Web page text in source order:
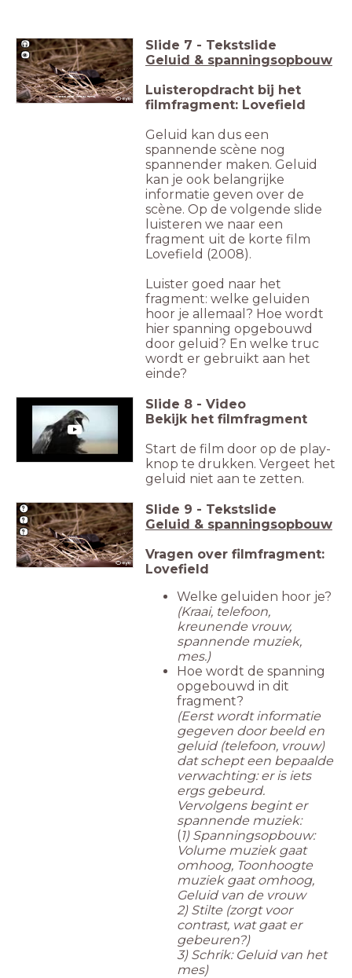
Lovefield (2008, Matthieu Ratthe)
Slide 7 - Tekstslide
Geluid & spanningsopbouw
Luisteropdracht bij het
filmfragment: Lovefield
Geluid kan dus een
spannende scène nog
spannender maken. Geluid
kan je ook belangrijke
informatie geven over de
scène. Op de volgende slide
luisteren we naar een
fragment uit de korte film
Lovefield (2008).
Luister goed naar het
fragment: welke geluiden
hoor je allemaal? Hoe wordt
hier spanning opgebouwd
door geluid? En welke truc
wordt er gebruikt aan het
einde?
Slide 8 - Video
Bekijk het filmfragment
Start de film door op de play-
knop te drukken. Vergeet het
geluid niet aan te zetten.
Slide 9 - Tekstslide
Geluid & spanningsopbouw
Vragen over filmfragment:
Lovefield
Welke geluiden hoor je?
(Kraai, telefoon,
kreunende vrouw,
spannende muziek,
mes.)
Hoe wordt de spanning
opgebouwd in dit
fragment?
(Eerst wordt informatie
gegeven door beeld en
geluid (telefoon, vrouw)
dat schept een bepaalde
verwachting: er is iets
ergs gebeurd.
Vervolgens begint er
spannende muziek:
(1) Spanningsopbouw:
Volume muziek gaat
omhoog, Toonhoogte
muziek gaat omhoog,
Geluid van de vrouw
2) Stilte (zorgt voor
contrast, wat gaat er
gebeuren?)
3) Schrik: Geluid van het
mes)